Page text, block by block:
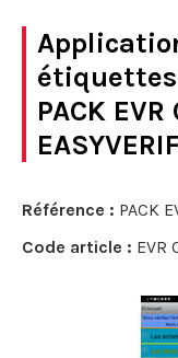
PACK EVR
Référence : PACK
Code article : EVR